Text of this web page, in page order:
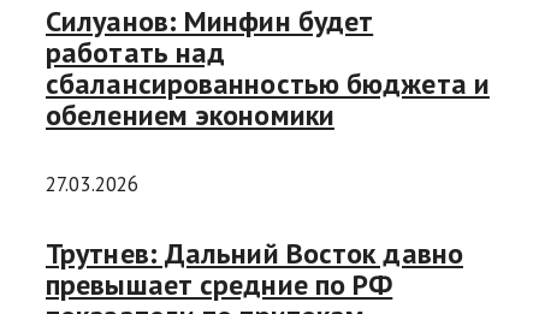
Силуанов: Минфин будет
работать над
сбалансированностью бюджета и
обелением экономики
27.03.2026
Трутнев: Дальний Восток давно
превышает средние по РФ